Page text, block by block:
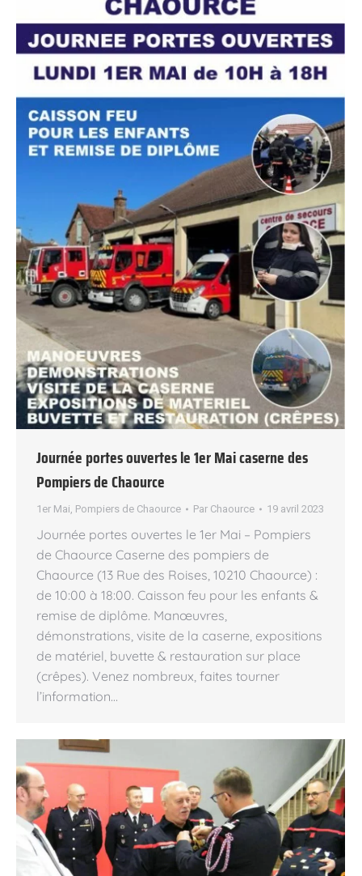
Journée portes ouvertes le 1er Mai caserne des
Pompiers de Chaource
1er Mai, Pompiers de Chaource Par Chaource 19 avril 2023
Journée portes ouvertes le 1er Mai – Pompiers
de Chaource Caserne des pompiers de
Chaource (13 Rue des Roises, 10210 Chaource) :
de 10:00 à 18:00. Caisson feu pour les enfants &
remise de diplôme. Manœuvres,
démonstrations, visite de la caserne, expositions
de matériel, buvette & restauration sur place
(crêpes). Venez nombreux, faites tourner
l’information…